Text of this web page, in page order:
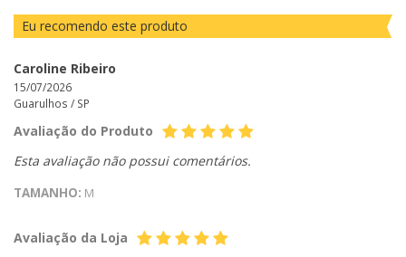
Eu recomendo este produto
Caroline Ribeiro
15/07/2026
Guarulhos / SP
Avaliação do Produto
Esta avaliação não possui comentários.
TAMANHO: M
Avaliação da Loja